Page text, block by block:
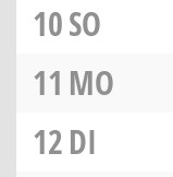
10SO
11 MO
12DI